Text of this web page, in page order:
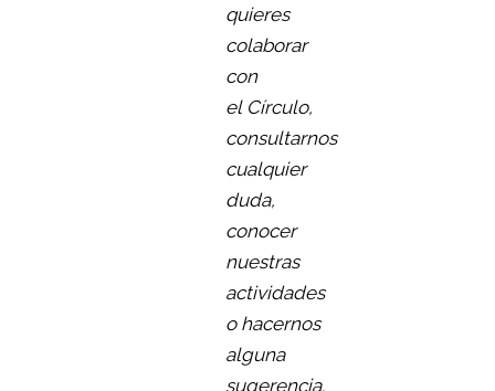
quieres
colaborar
con
el Círculo,
consultarnos
cualquier
duda,
conocer
nuestras
actividades
o hacernos
alguna
sugerencia.